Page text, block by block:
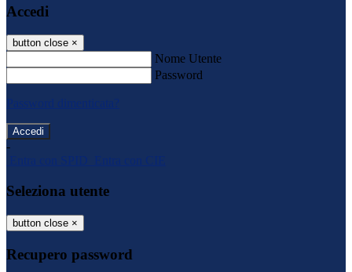
Accedi
button close ×
Nome Utente
Password
Password dimenticata?
-
Entra con SPID
Entra con CIE
Seleziona utente
button close ×
Recupero password